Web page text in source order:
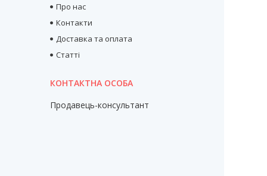
Про нас
Контакти
Доставка та оплата
Статті
Продавець-консультант